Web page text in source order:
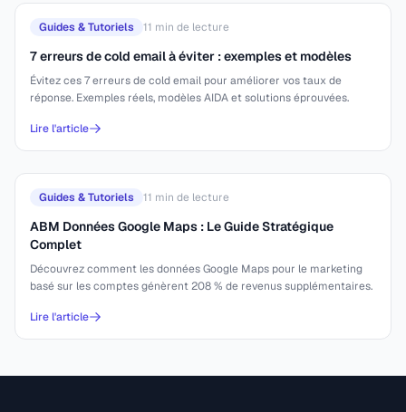
Guides & Tutoriels 11 min de lecture
7 erreurs de cold email à éviter : exemples et modèles
Évitez ces 7 erreurs de cold email pour améliorer vos taux de
réponse. Exemples réels, modèles AIDA et solutions éprouvées.
Lire l'article
Guides & Tutoriels 11 min de lecture
ABM Données Google Maps : Le Guide Stratégique
Complet
Découvrez comment les données Google Maps pour le marketing
basé sur les comptes génèrent 208 % de revenus supplémentaires.
Lire l'article